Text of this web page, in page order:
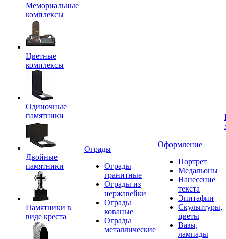
Мемориальные
комплексы
Цветные
комплексы
Одиночные
памятники
Двойные
памятники
Памятники в
виде креста
Ограды
Ограды
гранитные
Ограды из
нержавейки
Ограды
кованые
Ограды
металлические
Оформление
Портрет
Медальоны
Нанесение
текста
Эпитафии
Скульптуры,
цветы
Вазы,
лампады